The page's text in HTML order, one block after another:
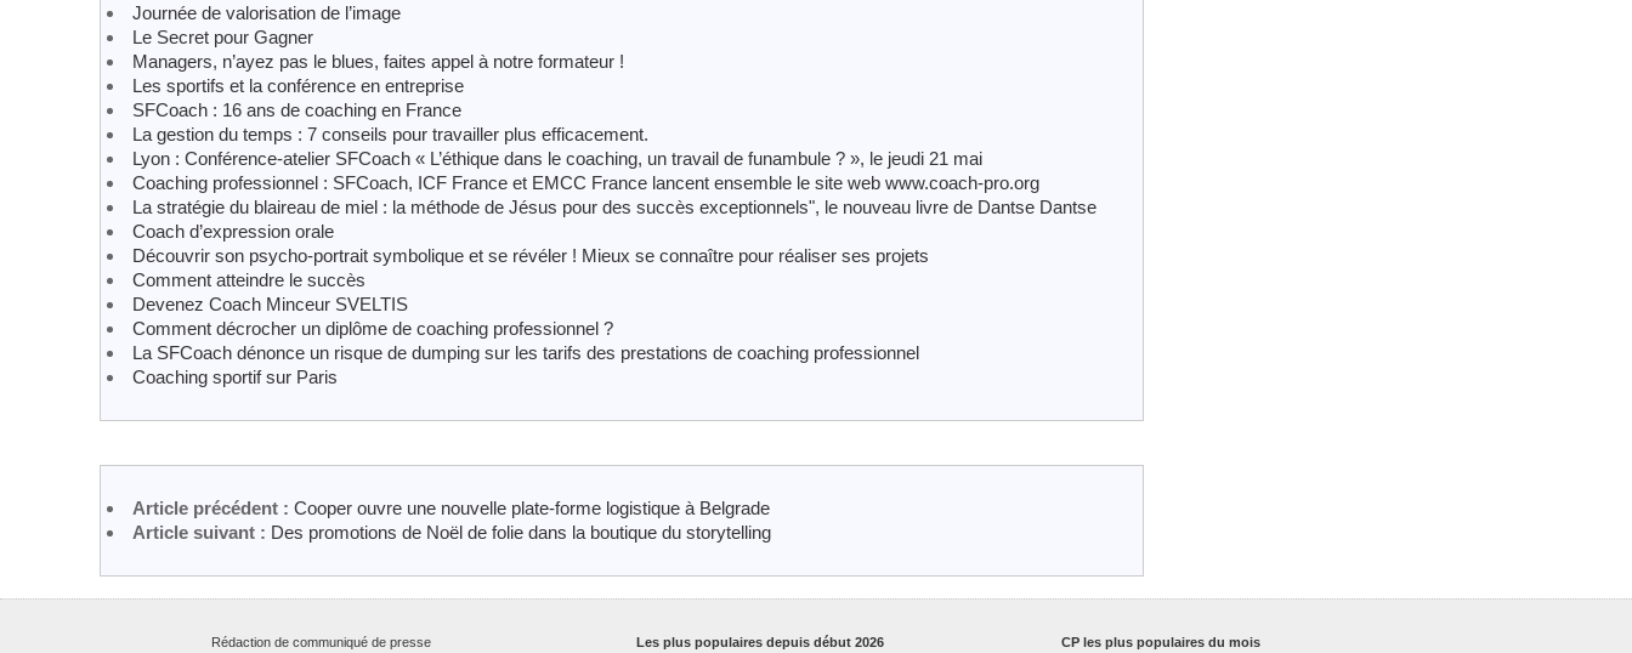
Journée de valorisation de l’image
Le Secret pour Gagner
Managers, n’ayez pas le blues, faites appel à notre formateur !
Les sportifs et la conférence en entreprise
SFCoach : 16 ans de coaching en France
La gestion du temps : 7 conseils pour travailler plus efficacement.
Lyon : Conférence-atelier SFCoach « L’éthique dans le coaching, un travail de funambule ? », le jeudi 21 mai
Coaching professionnel : SFCoach, ICF France et EMCC France lancent ensemble le site web www.coach-pro.org
La stratégie du blaireau de miel : la méthode de Jésus pour des succès exceptionnels", le nouveau livre de Dantse Dantse
Coach d’expression orale
Découvrir son psycho-portrait symbolique et se révéler ! Mieux se connaître pour réaliser ses projets
Comment atteindre le succès
Devenez Coach Minceur SVELTIS
Comment décrocher un diplôme de coaching professionnel ?
La SFCoach dénonce un risque de dumping sur les tarifs des prestations de coaching professionnel
Coaching sportif sur Paris
Article précédent : Cooper ouvre une nouvelle plate-forme logistique à Belgrade
Article suivant : Des promotions de Noël de folie dans la boutique du storytelling
Rédaction de communiqué de presse CP les plus populaires du mois
Les plus populaires depuis début 2026